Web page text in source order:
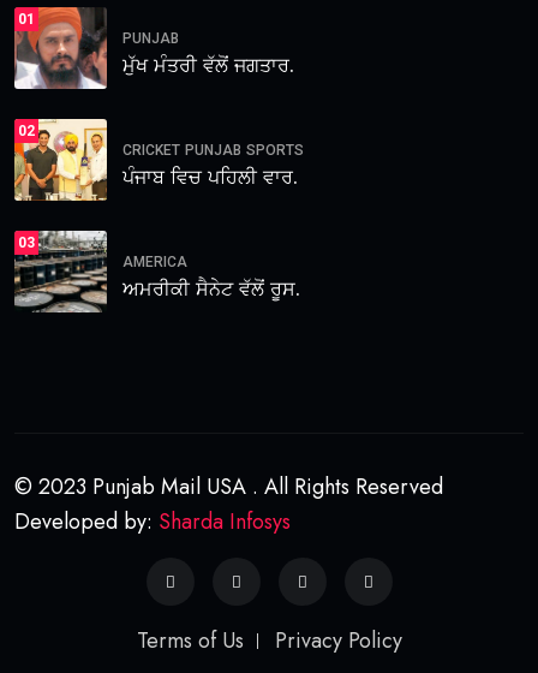
01
PUNJAB
ਮੁੱਖ ਮੰਤਰੀ ਵੱਲੋਂ ਜਗਤਾਰ.
02
CRICKET PUNJAB SPORTS
ਪੰਜਾਬ ਵਿਚ ਪਹਿਲੀ ਵਾਰ.
03
AMERICA
ਅਮਰੀਕੀ ਸੈਨੇਟ ਵੱਲੋਂ ਰੂਸ.
© 2023 Punjab Mail USA . All Rights Reserved
Developed by: Sharda Infosys
Terms of Us Privacy Policy